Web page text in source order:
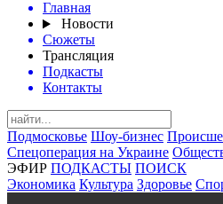
Главная
Новости
Сюжеты
Трансляция
Подкасты
Контакты
Подмосковье Шоу-бизнес
Спецоперация на Украине
ЭФИР ПОДКАСТЫ ПОИСК
Экономика Культура Здоровье